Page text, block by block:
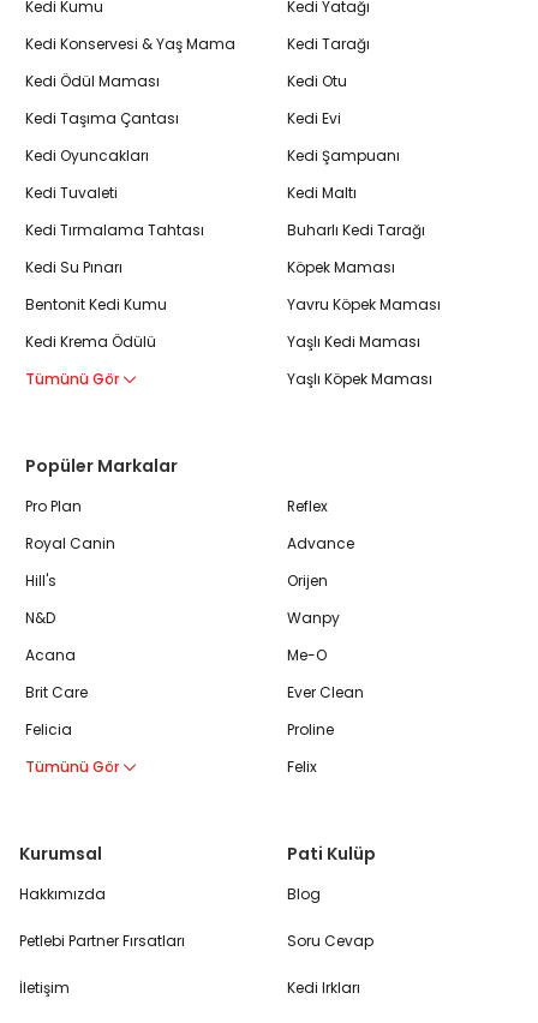
Kedi Kumu
Kedi Konservesi & Yaş Mama
Kedi Ödül Maması
Kedi Taşıma Çantası
Kedi Oyuncakları
Kedi Tuvaleti
Kedi Tırmalama Tahtası
Kedi Su Pınarı
Bentonit Kedi Kumu
Kedi Krema Ödülü
Tümünü Gör
Kedi Yatağı
Kedi Tarağı
Kedi Otu
Kedi Evi
Kedi Şampuanı
Kedi Maltı
Buharlı Kedi Tarağı
Köpek Maması
Yavru Köpek Maması
Yaşlı Kedi Maması
Yaşlı Köpek Maması
Popüler Markalar
Pro Plan
Royal Canin
Hill's
N&D
Acana
Brit Care
Felicia
Tümünü Gör
Reflex
Advance
Orijen
Wanpy
Me-O
Ever Clean
Proline
Felix
Kurumsal
Hakkımızda
Petlebi Partner Fırsatları
İletişim
Pati Kulüp
Blog
Soru Cevap
Kedi Irkları